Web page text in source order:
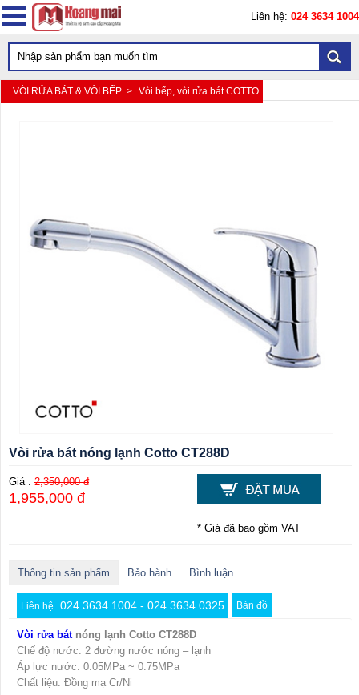
Liên hệ: 024 3634 1004
VÒI RỬA BÁT & VÒI BẾP > Vòi bếp, vòi rửa bát COTTO
Vòi rửa bát nóng lạnh Cotto CT288D
Giá : 2,350,000 đ
1,955,000 đ
* Giá đã bao gồm VAT
Thông tin sản phẩm Bảo hành Bình luận
Liên hệ 024 3634 1004 - 024 3634 0325 Bản đồ
Vòi rửa bátnóng lạnh Cotto CT288D
Chế độ nước: 2 đường nước nóng – lạnh
Áp lực nước: 0.05MPa ~ 0.75MPa
Chất liệu: Đồng mạ Cr/Ni